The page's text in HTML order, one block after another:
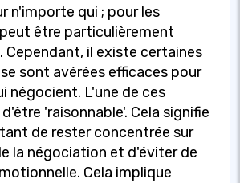
n'importe qui ; pour les
être particulièrement
Cependant, il existe certaines
sont avérées efficaces pour
négocient. L'une de ces
'raisonnable'. Cela signifie
de rester concentrée sur
la négociation et d'éviter de
Cela implique